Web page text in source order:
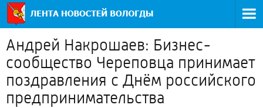
Андрей Накрошаев: Бизнес-
сообщество Череповца принимает
поздравления с Днём российского
предпринимательства